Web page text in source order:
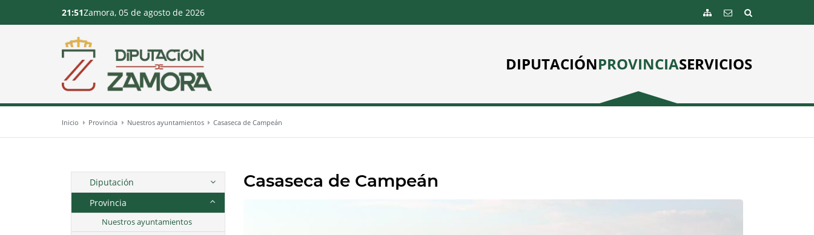
DIPUTACIÓNPROVINCIASERVICIOS
21:51Zamora, 05 de agosto de 2026
Inicio Provincia Nuestros ayuntamientos Casaseca de Campeán
Casaseca de Campeán
Diputación
Provincia
Nuestros ayuntamientos